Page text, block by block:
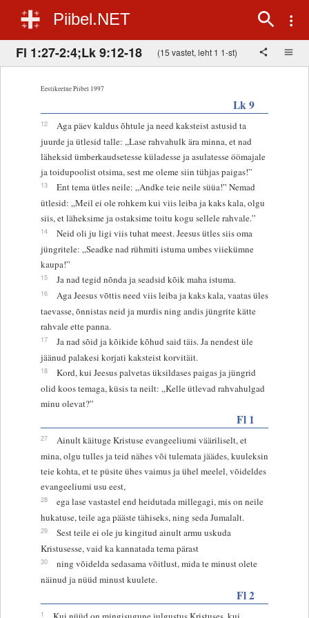
Piibel.NET
Fl 1:27-2:4;Lk 9:12-18 (15 vastet, leht 1 1-st)
Eestikeelne Piibel 1997
Lk 9
12
Aga päev kaldus õhtule ja need kaksteist astusid ta
juurde ja ütlesid talle: „Lase rahvahulk ära minna, et nad
läheksid ümberkaudsetesse küladesse ja asulatesse öömajale
ja toidupoolist otsima, sest me oleme siin tühjas paigas!”
13
Ent tema ütles neile: „Andke teie neile süüa!” Nemad
ütlesid: „Meil ei ole rohkem kui viis leiba ja kaks kala, olgu
siis, et läheksime ja ostaksime toitu kogu sellele rahvale.”
14
Neid oli ju ligi viis tuhat meest. Jeesus ütles siis oma
jüngritele: „Seadke nad rühmiti istuma umbes viiekümne
kaupa!”
15 Ja nad tegid nõnda ja seadsid kõik maha istuma.
16
Aga Jeesus võttis need viis leiba ja kaks kala, vaatas üles
taevasse, õnnistas neid ja murdis ning andis jüngrite kätte
rahvale ette panna.
17
Ja nad sõid ja kõikide kõhud said täis. Ja nendest üle
jäänud palakesi korjati kaksteist korvitäit.
18
Kord, kui Jeesus palvetas üksildases paigas ja jüngrid
olid koos temaga, küsis ta neilt: „Kelle ütlevad rahvahulgad
minu olevat?”
Fl 1
27
Ainult käituge Kristuse evangeeliumi vääriliselt, et
mina, olgu tulles ja teid nähes või tulemata jäädes, kuuleksin
teie kohta, et te püsite ühes vaimus ja ühel meelel, võideldes
evangeeliumi usu eest,
28
ega lase vastastel end heidutada millegagi, mis on neile
hukatuse, teile aga pääste tähiseks, ning seda Jumalalt.
29
Sest teile ei ole ju kingitud ainult armu uskuda
Kristusesse, vaid ka kannatada tema pärast
30
ning võidelda sedasama võitlust, mida te minust olete
näinud ja nüüd minust kuulete.
Fl 2
1